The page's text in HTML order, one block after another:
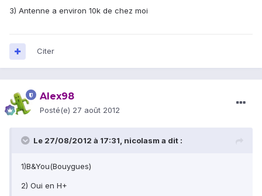
3) Antenne a environ 10k de chez moi
Citer
Alex98
Posté(e) 27 août 2012
Le 27/08/2012 à 17:31, nicolasm a dit :
1)B&You(Bouygues)
2) Oui en H+